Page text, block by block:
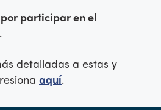
participar en el
detalladas a estas y
aquí.